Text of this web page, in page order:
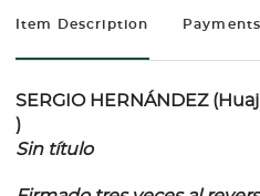
Item Description Payments
SERGIO HERNÁNDEZ
)
Sin título